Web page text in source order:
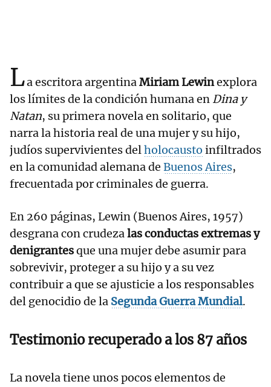
La escritora argentinaMiriam Lewinexplora
los límites de la condición humana en Dina y
Natan, su primera novela en solitario, que
narra la historia real de una mujer y su hijo,
judíos supervivientes delholocausto infiltrados
en la comunidad alemana de Buenos Aires,
frecuentada por criminales de guerra.
En 260 páginas, Lewin (Buenos Aires, 1957)
desgrana con crudezalas conductas extremas y
denigrantesque una mujer debe asumir para
sobrevivir, proteger a su hijo y a su vez
contribuir a que se ajusticie a los responsables
del genocidio de la Segunda Guerra Mundial.
Testimonio recuperado a los 87 años
La novela tiene unos pocos elementos de